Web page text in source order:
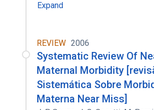
Expand
REVIEW 2006
Systematic Review Of
Maternal Morbidity
Sistemática Sobre
Materna Near Miss]